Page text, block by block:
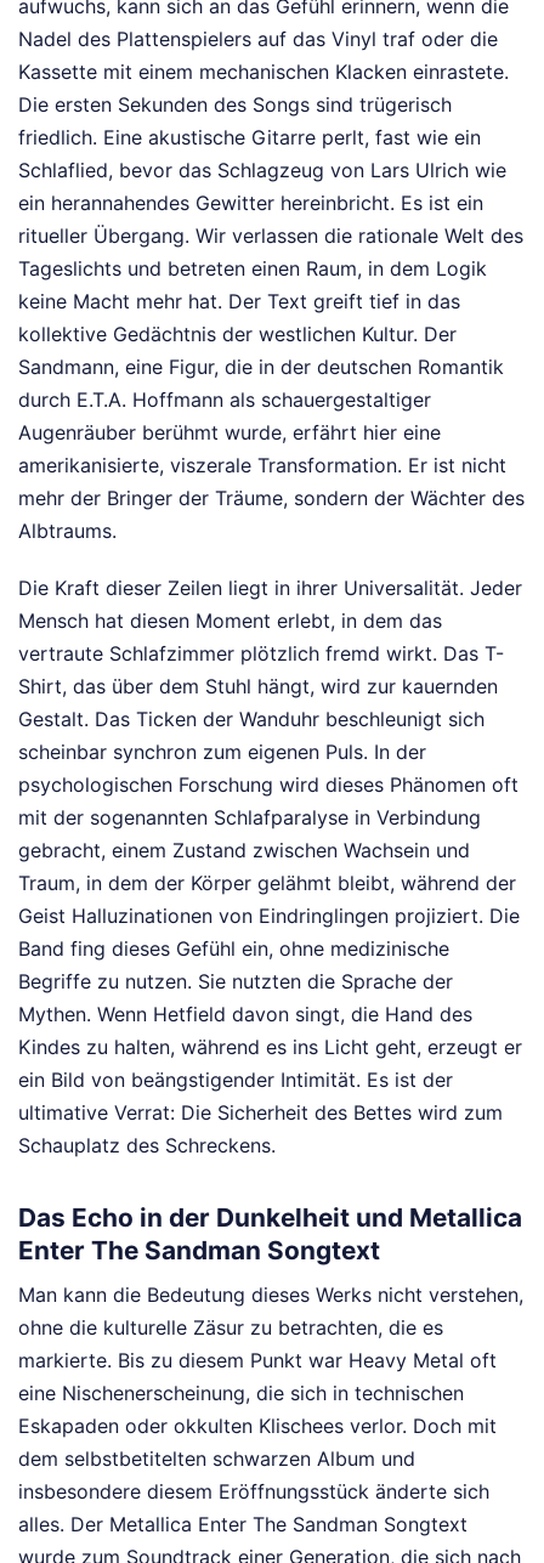
aufwuchs, kann sich an das Gefühl erinnern, wenn die
Nadel des Plattenspielers auf das Vinyl traf oder die
Kassette mit einem mechanischen Klacken einrastete.
Die ersten Sekunden des Songs sind trügerisch
friedlich. Eine akustische Gitarre perlt, fast wie ein
Schlaflied, bevor das Schlagzeug von Lars Ulrich wie
ein herannahendes Gewitter hereinbricht. Es ist ein
ritueller Übergang. Wir verlassen die rationale Welt des
Tageslichts und betreten einen Raum, in dem Logik
keine Macht mehr hat. Der Text greift tief in das
kollektive Gedächtnis der westlichen Kultur. Der
Sandmann, eine Figur, die in der deutschen Romantik
durch E.T.A. Hoffmann als schauergestaltiger
Augenräuber berühmt wurde, erfährt hier eine
amerikanisierte, viszerale Transformation. Er ist nicht
mehr der Bringer der Träume, sondern der Wächter des
Albtraums.
Die Kraft dieser Zeilen liegt in ihrer Universalität. Jeder
Mensch hat diesen Moment erlebt, in dem das
vertraute Schlafzimmer plötzlich fremd wirkt. Das T-
Shirt, das über dem Stuhl hängt, wird zur kauernden
Gestalt. Das Ticken der Wanduhr beschleunigt sich
scheinbar synchron zum eigenen Puls. In der
psychologischen Forschung wird dieses Phänomen oft
mit der sogenannten Schlafparalyse in Verbindung
gebracht, einem Zustand zwischen Wachsein und
Traum, in dem der Körper gelähmt bleibt, während der
Geist Halluzinationen von Eindringlingen projiziert. Die
Band fing dieses Gefühl ein, ohne medizinische
Begriffe zu nutzen. Sie nutzten die Sprache der
Mythen. Wenn Hetfield davon singt, die Hand des
Kindes zu halten, während es ins Licht geht, erzeugt er
ein Bild von beängstigender Intimität. Es ist der
ultimative Verrat: Die Sicherheit des Bettes wird zum
Schauplatz des Schreckens.
Das Echo in der Dunkelheit und Metallica
Enter The Sandman Songtext
Man kann die Bedeutung dieses Werks nicht verstehen,
ohne die kulturelle Zäsur zu betrachten, die es
markierte. Bis zu diesem Punkt war Heavy Metal oft
eine Nischenerscheinung, die sich in technischen
Eskapaden oder okkulten Klischees verlor. Doch mit
dem selbstbetitelten schwarzen Album und
insbesondere diesem Eröffnungsstück änderte sich
alles. Der Metallica Enter The Sandman Songtext
wurde zum Soundtrack einer Generation, die sich nach